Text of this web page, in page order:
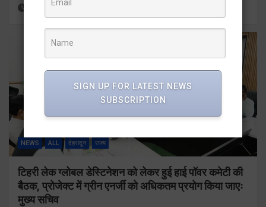
1 month ago
NEWS ALL देहरादून राज्य
टिहरी लेक ग्लोबल डेस्टिनेशन को लेकर हुई हाई पॉवर कमेटी की
बैठक, प्रोजेक्ट में ग्रीन एनर्जी को अधिकतम प्रयोग किया जाएः
मुख्य सचिव
SIGN UP FOR LATEST NEWS
SUBSCRIPTION